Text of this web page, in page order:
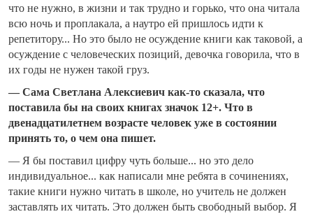
что не нужно, в жизни и так трудно и горько, что она читала
всю ночь и проплакала, а наутро ей пришлось идти к
репетитору... Но это было не осуждение книги как таковой, а
осуждение с человеческих позиций, девочка говорила, что в
их годы не нужен такой груз.
— Сама Светлана Алексиевич как-то сказала, что
поставила бы на своих книгах значок 12+. Что в
двенадцатилетнем возрасте человек уже в состоянии
принять то, о чем она пишет.
— Я бы поставил цифру чуть больше... но это дело
индивидуальное... как написали мне ребята в сочинениях,
такие книги нужно читать в школе, но учитель не должен
заставлять их читать. Это должен быть свободный выбор. Я